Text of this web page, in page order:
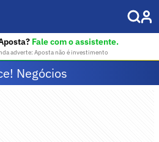
Fale com o assistente.
adverte: Aposta não é investimento
Negócios